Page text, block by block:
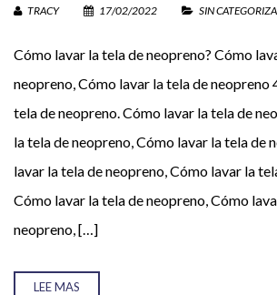
TRACY 17/02/2022 SIN
Cómo lavar la tela de neopreno? Cómo
neopreno, Cómo lavar la tela de neopreno
tela de neopreno. Cómo lavar la tela de
la tela de neopreno, Cómo lavar la tela de
lavar la tela de neopreno, Cómo lavar la
Cómo lavar la tela de neopreno, Cómo
neopreno, […]
LEE MAS